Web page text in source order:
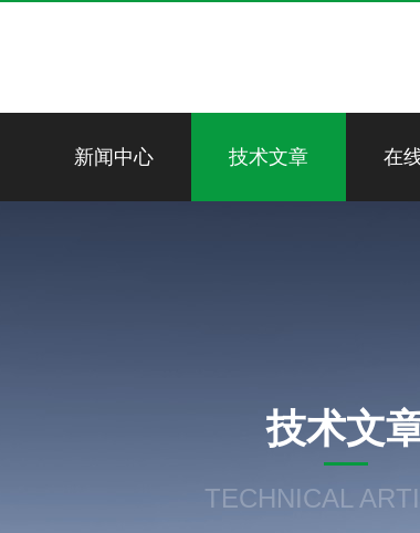
新闻中心 技术文章 在
技术文
TECHNICAL